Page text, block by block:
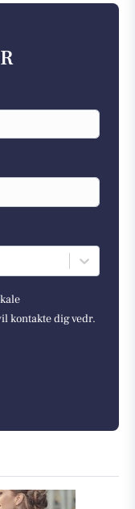
kontakte dig vedr.